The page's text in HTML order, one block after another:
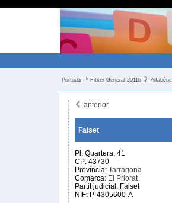
Portada Fitxer General 2011b Alfabètic
anterior
Falset
Pl. Quartera, 41
CP: 43730
Província: Tarragona
Comarca: El Priorat
Partit judicial: Falset
NIF: P-4305600-A